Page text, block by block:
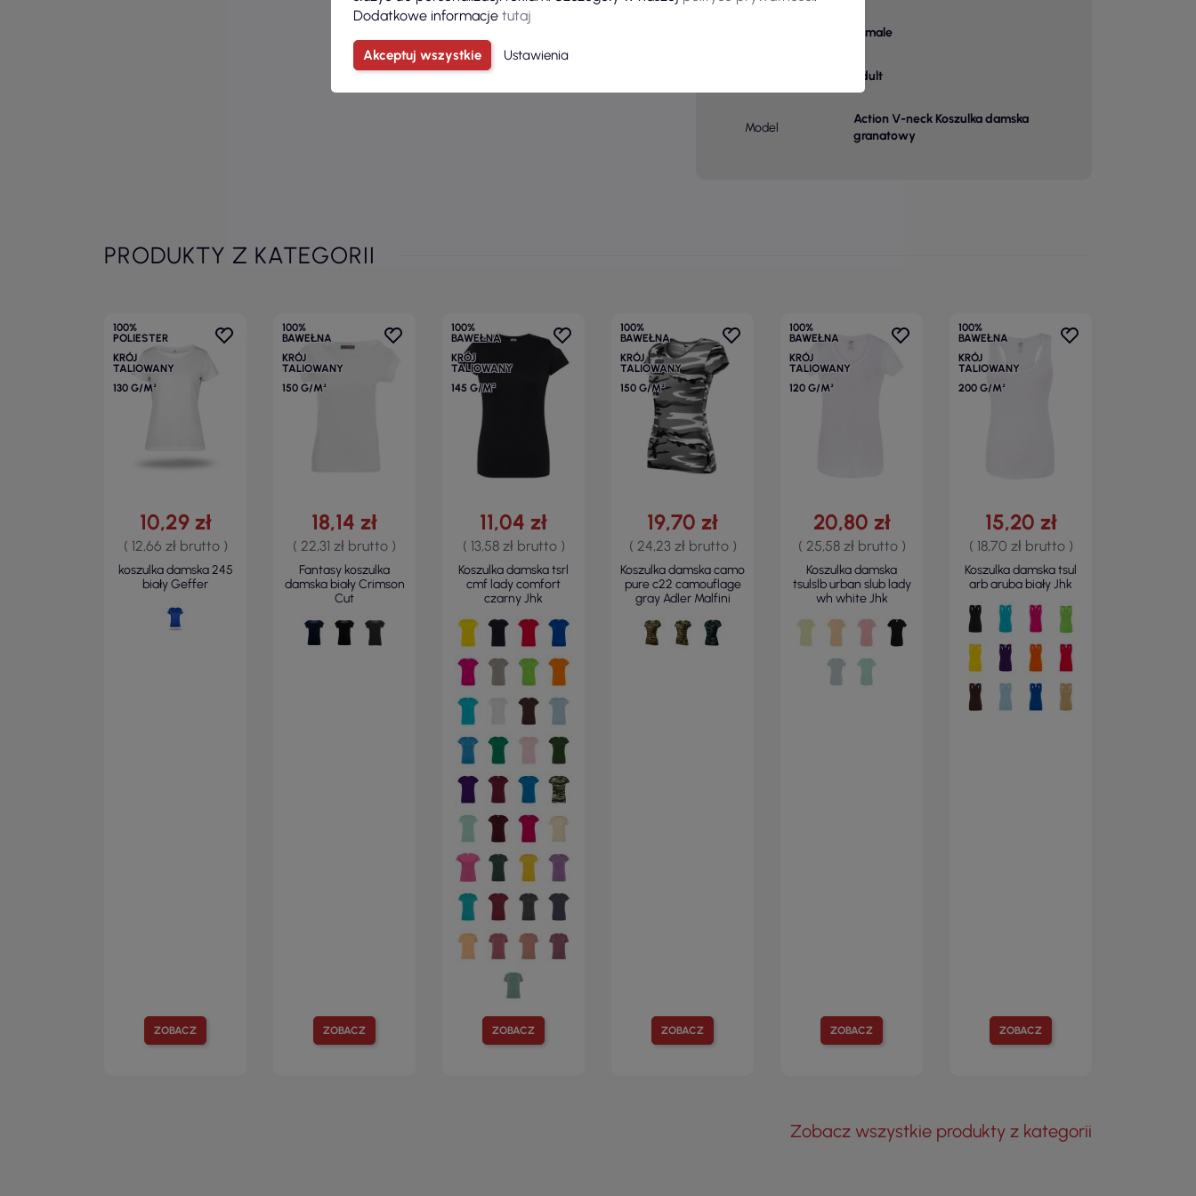
female
adult
Model
Action V-neck Koszulka damska
granatowy
PRODUKTY Z KATEGORII
100%
POLIESTER
KRÓJ
TALIOWANY
130 G/M²
ZOBACZ
10,29 zł
( 12,66 zł brutto )
koszulka damska 245
biały Geffer
100%
BAWEŁNA
KRÓJ
TALIOWANY
150 G/M²
ZOBACZ
18,14 zł
( 22,31 zł brutto )
Fantasy koszulka
damska biały Crimson
Cut
100%
BAWEŁNA
KRÓJ
TALIOWANY
145 G/M²
ZOBACZ
11,04 zł
( 13,58 zł brutto )
Koszulka damska tsrl
cmf lady comfort
czarny Jhk
100%
BAWEŁNA
KRÓJ
TALIOWANY
150 G/M²
ZOBACZ
19,70 zł
( 24,23 zł brutto )
Koszulka damska camo
pure c22 camouflage
gray Adler Malfini
100%
BAWEŁNA
KRÓJ
TALIOWANY
120 G/M²
ZOBACZ
20,80 zł
( 25,58 zł brutto )
Koszulka damska
tsulslb urban slub lady
wh white Jhk
100%
BAWEŁNA
KRÓJ
TALIOWANY
200 G/M²
ZOBACZ
15,20 zł
( 18,70 zł brutto )
Koszulka damska tsul
arb aruba biały Jhk
Zobacz wszystkie produkty z kategorii
Dodatkowe informacje tutaj
Akceptuj wszystkie Ustawienia